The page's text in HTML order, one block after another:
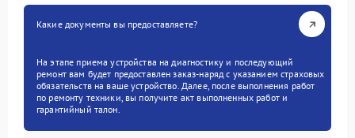
Какие документы вы предоставляете?
На этапе приема устройства на диагностику и последующий
ремонт вам будет предоставлен заказ-наряд с указанием страховых
обязательств на ваше устройство. Далее, после выполнения работ
по ремонту техники, вы получите акт выполненных работ и
гарантийный талон.